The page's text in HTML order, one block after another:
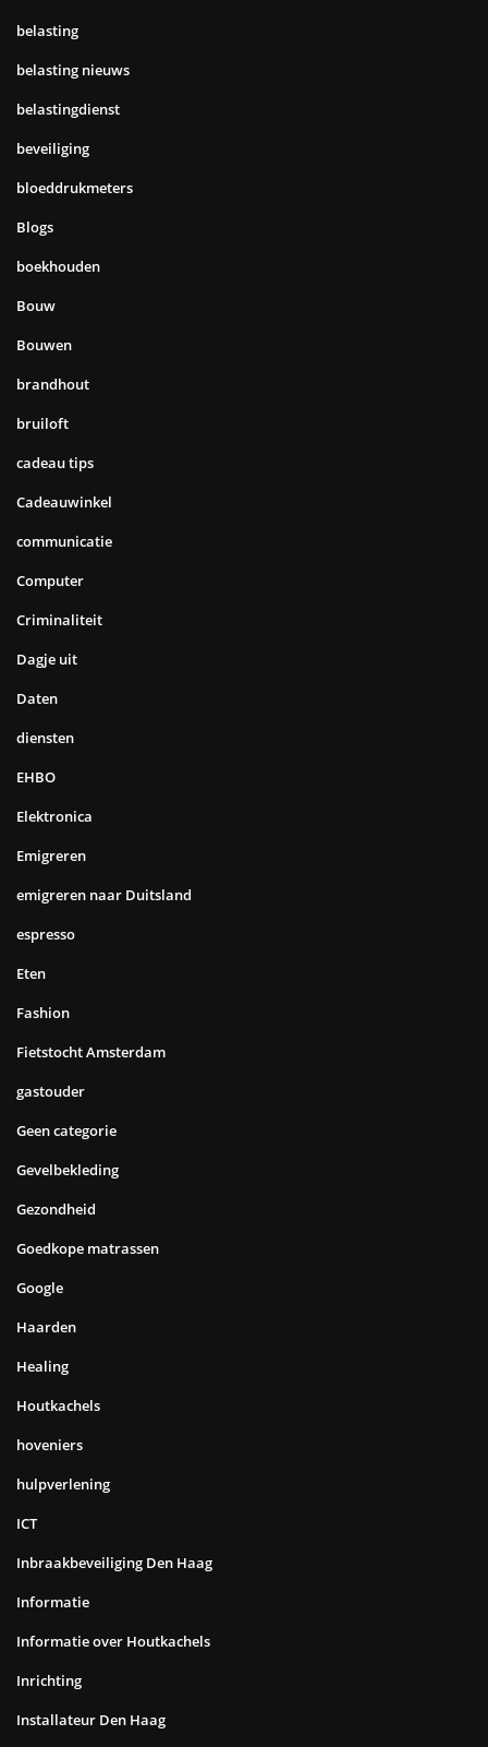
belasting
belasting nieuws
belastingdienst
beveiliging
bloeddrukmeters
Blogs
boekhouden
Bouw
Bouwen
brandhout
bruiloft
cadeau tips
Cadeauwinkel
communicatie
Computer
Criminaliteit
Dagje uit
Daten
diensten
EHBO
Elektronica
Emigreren
emigreren naar Duitsland
espresso
Eten
Fashion
Fietstocht Amsterdam
gastouder
Geen categorie
Gevelbekleding
Gezondheid
Goedkope matrassen
Google
Haarden
Healing
Houtkachels
hoveniers
hulpverlening
ICT
Inbraakbeveiliging Den Haag
Informatie
Informatie over Houtkachels
Inrichting
Installateur Den Haag